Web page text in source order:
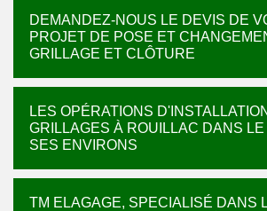
DEMANDEZ-NOUS LE DEVIS DE
PROJET DE POSE ET
GRILLAGE ET CLÔTURE
LES OPÉRATIONS
GRILLAGES À ROUILLAC DANS
SES ENVIRONS
TM ELAGAGE, SPECIALISÉ DANS